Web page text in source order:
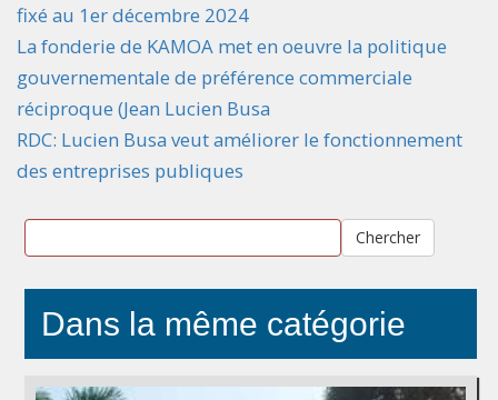
fixé au 1er décembre 2024
La fonderie de KAMOA met en oeuvre la politique
gouvernementale de préférence commerciale
réciproque (Jean Lucien Busa
RDC: Lucien Busa veut améliorer le fonctionnement
des entreprises publiques
Chercher
Dans la même catégorie